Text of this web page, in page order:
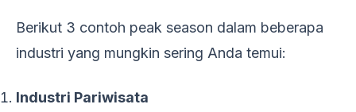
Berikut 3 contoh peak season dalam beberapa
industri yang mungkin sering Anda temui:
Industri Pariwisata